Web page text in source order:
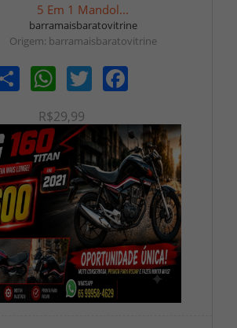
5 Em 1 Mandol...
barramaisbaratovitrine
Origem: barramaisbaratovitrine
Share WhatsAppTwitter Facebook
R$29,99